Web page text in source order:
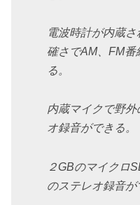
電波時計が内蔵
確さでAM、FM番
る。
内蔵マイクで野
オ録音ができる。
２GBのマイクロ
のステレオ録音が